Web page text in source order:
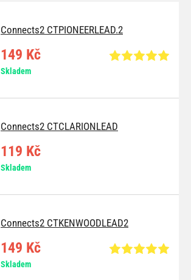
Connects2 CTPIONEERLEAD.2
149 Kč
Skladem
Connects2 CTCLARIONLEAD
119 Kč
Skladem
Connects2 CTKENWOODLEAD2
149 Kč
Skladem